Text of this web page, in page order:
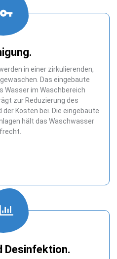
in einer zirkulierenden,
Das eingebaute
Wasser im Waschbereich
zur Reduzierung des
Kosten bei. Die eingebaute
hält das Waschwasser
Desinfektion.